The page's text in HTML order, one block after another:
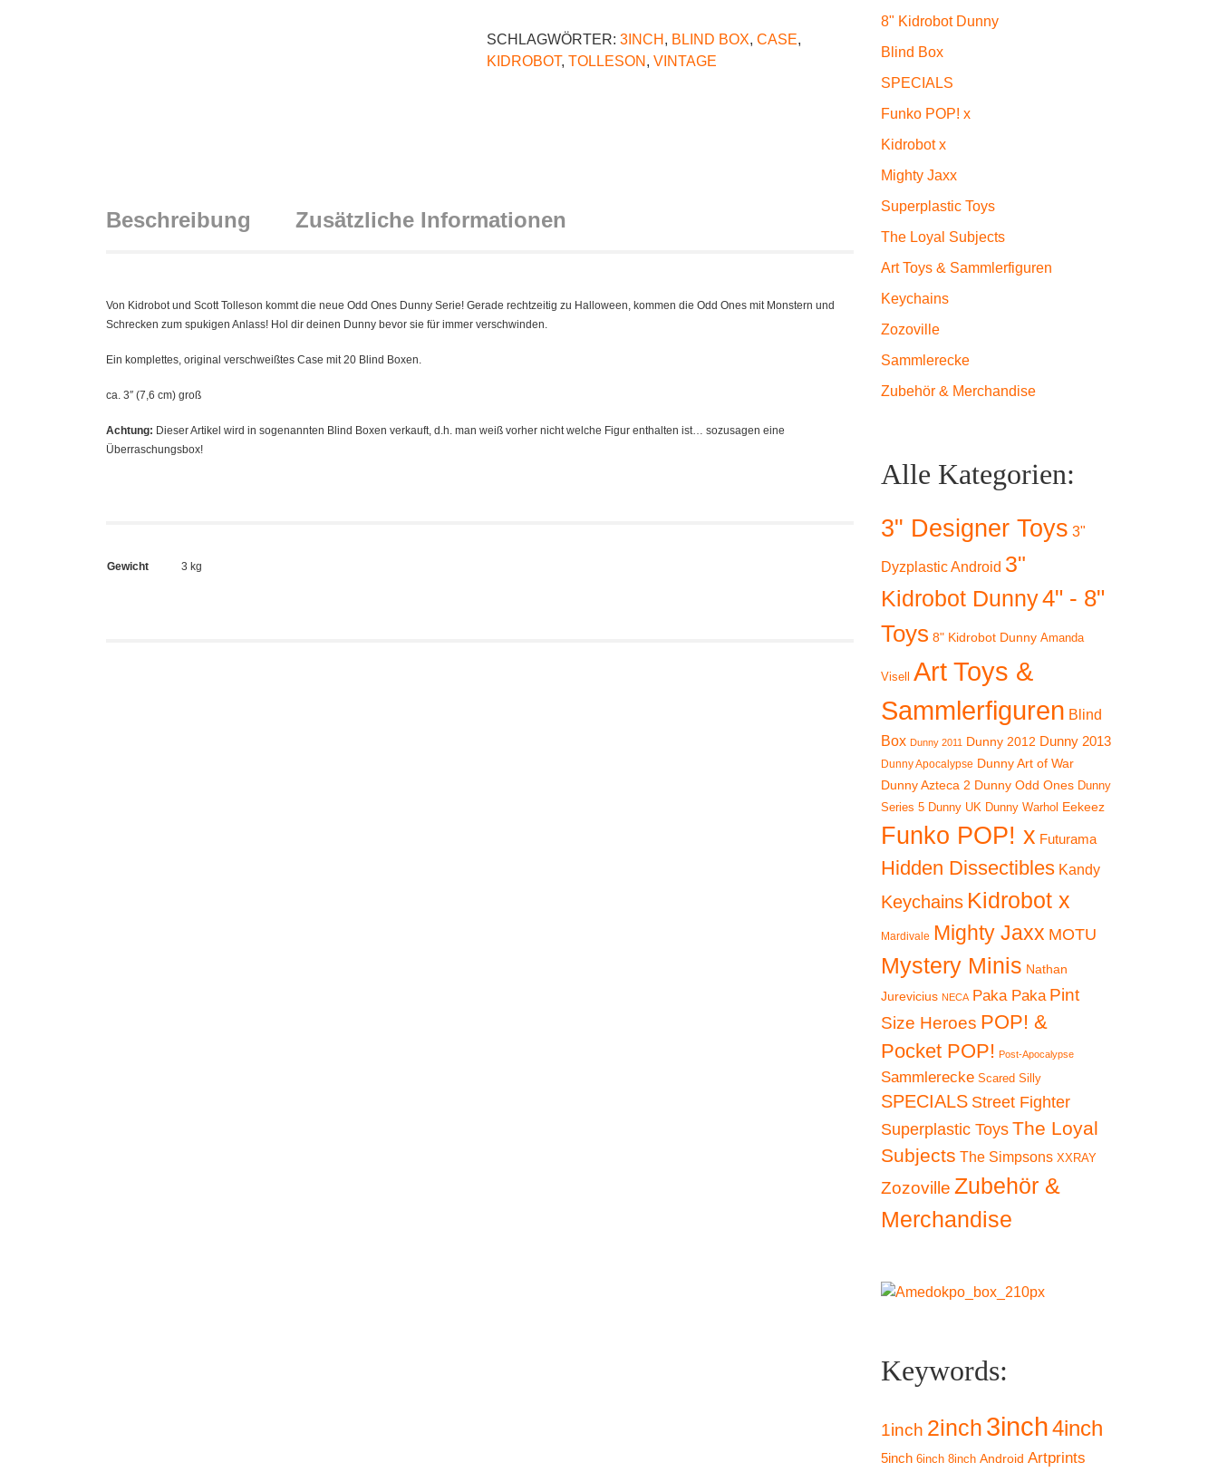
SCHLAGWÖRTER: 3INCH , BLIND BOX, CASE,
KIDROBOT, TOLLESON , VINTAGE
Beschreibung Zusätzliche Informationen
Von Kidrobot und Scott Tolleson kommt die neue Odd Ones Dunny Serie! Gerade rechtzeitig zu Halloween, kommen die Odd Ones mit Monstern und
Schrecken zum spukigen Anlass! Hol dir deinen Dunny bevor sie für immer verschwinden.
Ein komplettes, original verschweißtes Case mit 20 Blind Boxen.
ca. 3″ (7,6 cm) groß
Achtung: Dieser Artikel wird in sogenannten Blind Boxen verkauft, d.h. man weiß vorher nicht welche Figur enthalten ist… sozusagen eine
Überraschungsbox!
Gewicht 3 kg
8" Kidrobot Dunny
Blind Box
SPECIALS
Funko POP! x
Kidrobot x
Mighty Jaxx
Superplastic Toys
The Loyal Subjects
Art Toys & Sammlerfiguren
Keychains
Zozoville
Sammlerecke
Zubehör & Merchandise
Alle Kategorien:
3" Designer Toys 3"
Dyzplastic Android 3"
Kidrobot Dunny4" - 8"
Toys 8" Kidrobot Dunny Amanda
Visell
Art Toys &
Sammlerfiguren Blind
Box Dunny 2011 Dunny 2012 Dunny 2013
Dunny Apocalypse Dunny Art of War
Dunny Azteca 2 Dunny Odd Ones Dunny
Series 5 Dunny UK Dunny Warhol Eekeez
Funko POP! x Futurama
Hidden Dissectibles Kandy
Keychains Kidrobot x
Mardivale Mighty Jaxx MOTU
Mystery Minis Nathan
Jurevicius NECA Paka Paka Pint
Size Heroes POP! &
Pocket POP! Post-Apocalypse
Sammlerecke Scared Silly
SPECIALS Street Fighter
Superplastic ToysThe Loyal
Subjects The Simpsons XXRAY
Zozoville Zubehör &
Merchandise
Keywords:
1inch 2inch 3inch4inch
5inch 6inch 8inch Android Artprints